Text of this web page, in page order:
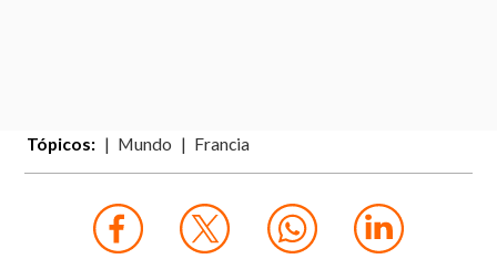
Tópicos: Mundo Francia